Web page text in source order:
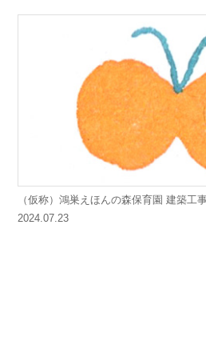
（仮称）鴻巣えほんの森保育園 建築工
2024.07.23